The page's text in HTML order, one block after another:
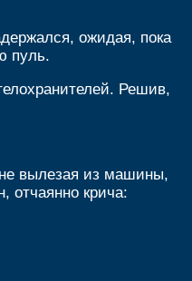
ожидая, пока
пуль.
Решив,
вылезая из машины,
отчаянно крича: